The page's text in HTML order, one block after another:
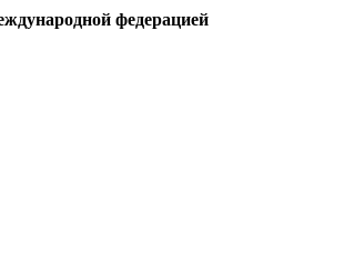
федерацией